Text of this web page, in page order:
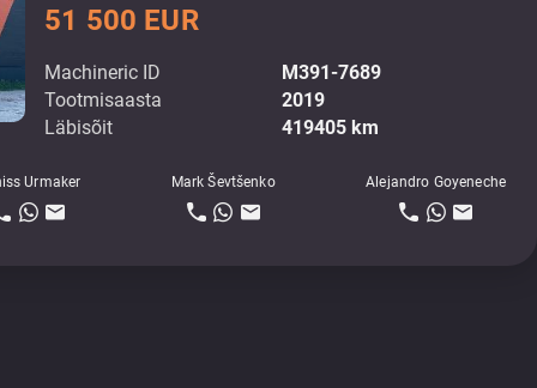
Machineric ID
M391-7689
Tootmisaasta
2019
Läbisõit
419405 km
Urmaker Mark Ševtšenko Alejandro Goyeneche
51 500 EUR